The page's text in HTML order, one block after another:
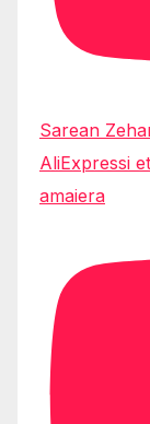
Sarean
AliExpressi
amaiera